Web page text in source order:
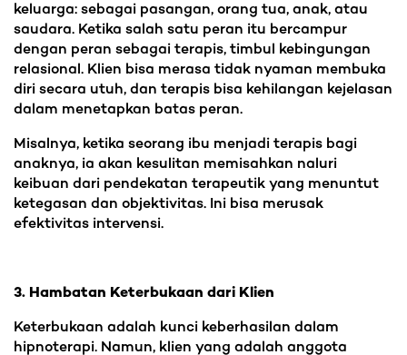
keluarga: sebagai pasangan, orang tua, anak, atau
saudara. Ketika salah satu peran itu bercampur
dengan peran sebagai terapis, timbul kebingungan
relasional. Klien bisa merasa tidak nyaman membuka
diri secara utuh, dan terapis bisa kehilangan kejelasan
dalam menetapkan batas peran.
Misalnya, ketika seorang ibu menjadi terapis bagi
anaknya, ia akan kesulitan memisahkan naluri
keibuan dari pendekatan terapeutik yang menuntut
ketegasan dan objektivitas. Ini bisa merusak
efektivitas intervensi.
3. Hambatan Keterbukaan dari Klien
Keterbukaan adalah kunci keberhasilan dalam
hipnoterapi. Namun, klien yang adalah anggota